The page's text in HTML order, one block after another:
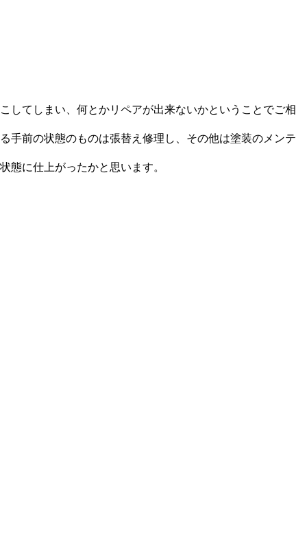
してしまい、何とかリペアが出来ないかということでご相
手前の状態のものは張替え修理し、その他は塗装のメンテ
態に仕上がったかと思います。